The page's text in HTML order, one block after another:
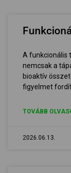
A funkcionális
nemcsak a
bioaktív
figyelmet
TOVÁBB
2026.06.13.